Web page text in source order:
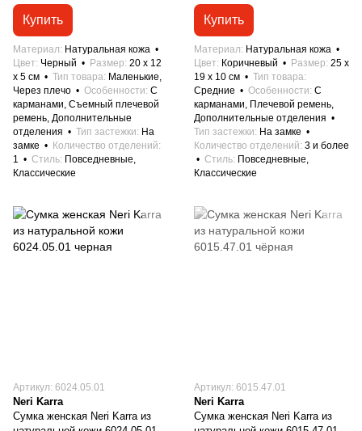
Купить
Материал
Натуральная кожа
Цвет Черный Размер 20 x 12
x 5 см
Тип товара Маленькие,
Через плечо
Особенности С
карманами, Съемный плечевой
ремень, Дополнительные
отделения
Тип застежки
На
замке
Количество отделений
1
Стиль Повседневные,
Классические
Купить
Материал
Натуральная кожа
Цвет
Коричневый Размер 25 x
19 x 10 см
Тип товара
Средние
Особенности С
карманами, Плечевой ремень,
Дополнительные отделения
Тип застежки
На замке
Количество отделений 3 и более
Стиль Повседневные,
Классические
Артикул: 6024.05.01
Neri Karra
Сумка женская Neri Karra из
Артикул: 6015.47.01
Neri Karra
Сумка женская Neri Karra из